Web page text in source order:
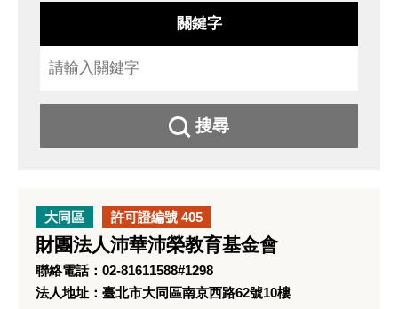
關鍵字
搜尋
大同區 許可證編號 405
財團法人沛華沛榮教育基金會
聯絡電話：02-81611588#1298
法人地址：臺北市大同區南京西路62號10樓